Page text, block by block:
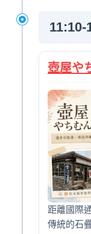
11:10-
壺屋や
距離國際
傳統的石